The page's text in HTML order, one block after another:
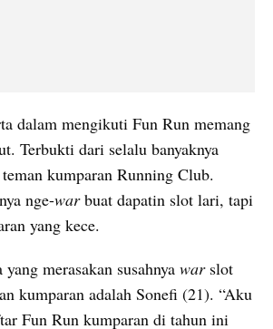
dalam mengikuti Fun Run memang
Terbukti dari selalu banyaknya
kumparan Running Club.
nge-war buat dapatin slot lari, tapi
yang kece.
merasakan susahnya war
kumparan adalah Sonefi (21). “Aku
Fun Run kumparan di tahun ini